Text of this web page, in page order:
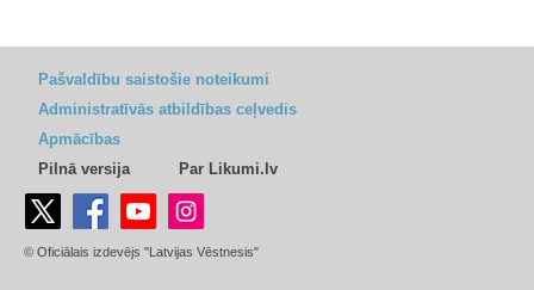
Pašvaldību saistošie noteikumi
Administratīvās atbildības ceļvedis
Apmācības
Pilnā versija
Par Likumi.lv
© Oficiālais izdevējs "Latvijas Vēstnesis"